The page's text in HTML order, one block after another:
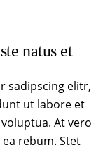
natus et
sadipscing elitr,
ut labore et
At vero
rebum. Stet